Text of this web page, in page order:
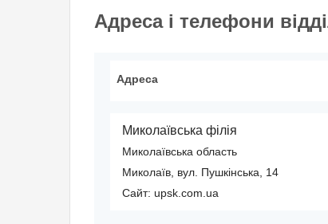
Адреса і телефони
Адреса
Миколаївська філія
Миколаївська область
Миколаїв, вул. Пушкінська, 14
Сайт: upsk.com.ua